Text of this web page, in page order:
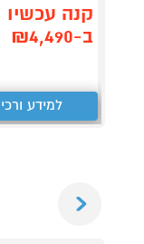
קנה עכשיו
ב-₪4,490
למידע